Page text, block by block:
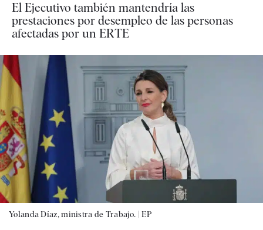
El Ejecutivo también mantendría las
prestaciones por desempleo de las personas
afectadas por un ERTE
Yolanda Díaz, ministra de Trabajo. |EP